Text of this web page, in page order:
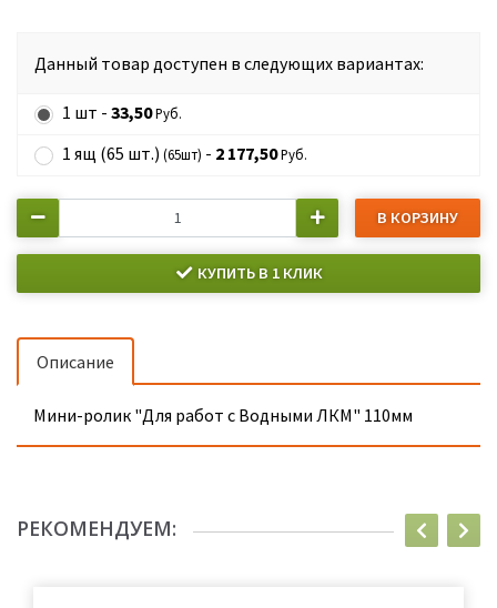
Данный товар доступен в следующих вариантах:
1 шт - 33,50Руб.
1 ящ (65 шт.) (65шт) - 2 177,50Руб.
В КОРЗИНУ
КУПИТЬ В 1 КЛИК
Описание
Мини-ролик "Для работ с Водными ЛКМ" 110мм
РЕКОМЕНДУЕМ: